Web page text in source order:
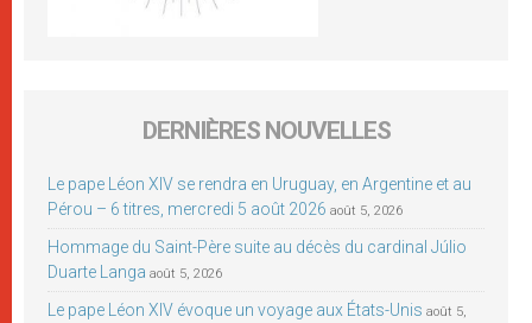
DERNIÈRES NOUVELLES
Le pape Léon XIV se rendra en Uruguay, en Argentine et au
Pérou – 6 titres, mercredi 5 août 2026 août 5, 2026
Hommage du Saint-Père suite au décès du cardinal Júlio
Duarte Langa août 5, 2026
Le pape Léon XIV évoque un voyage aux États-Unis août 5,